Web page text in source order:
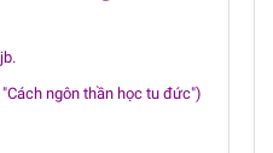
ngôn thần học tu đức")